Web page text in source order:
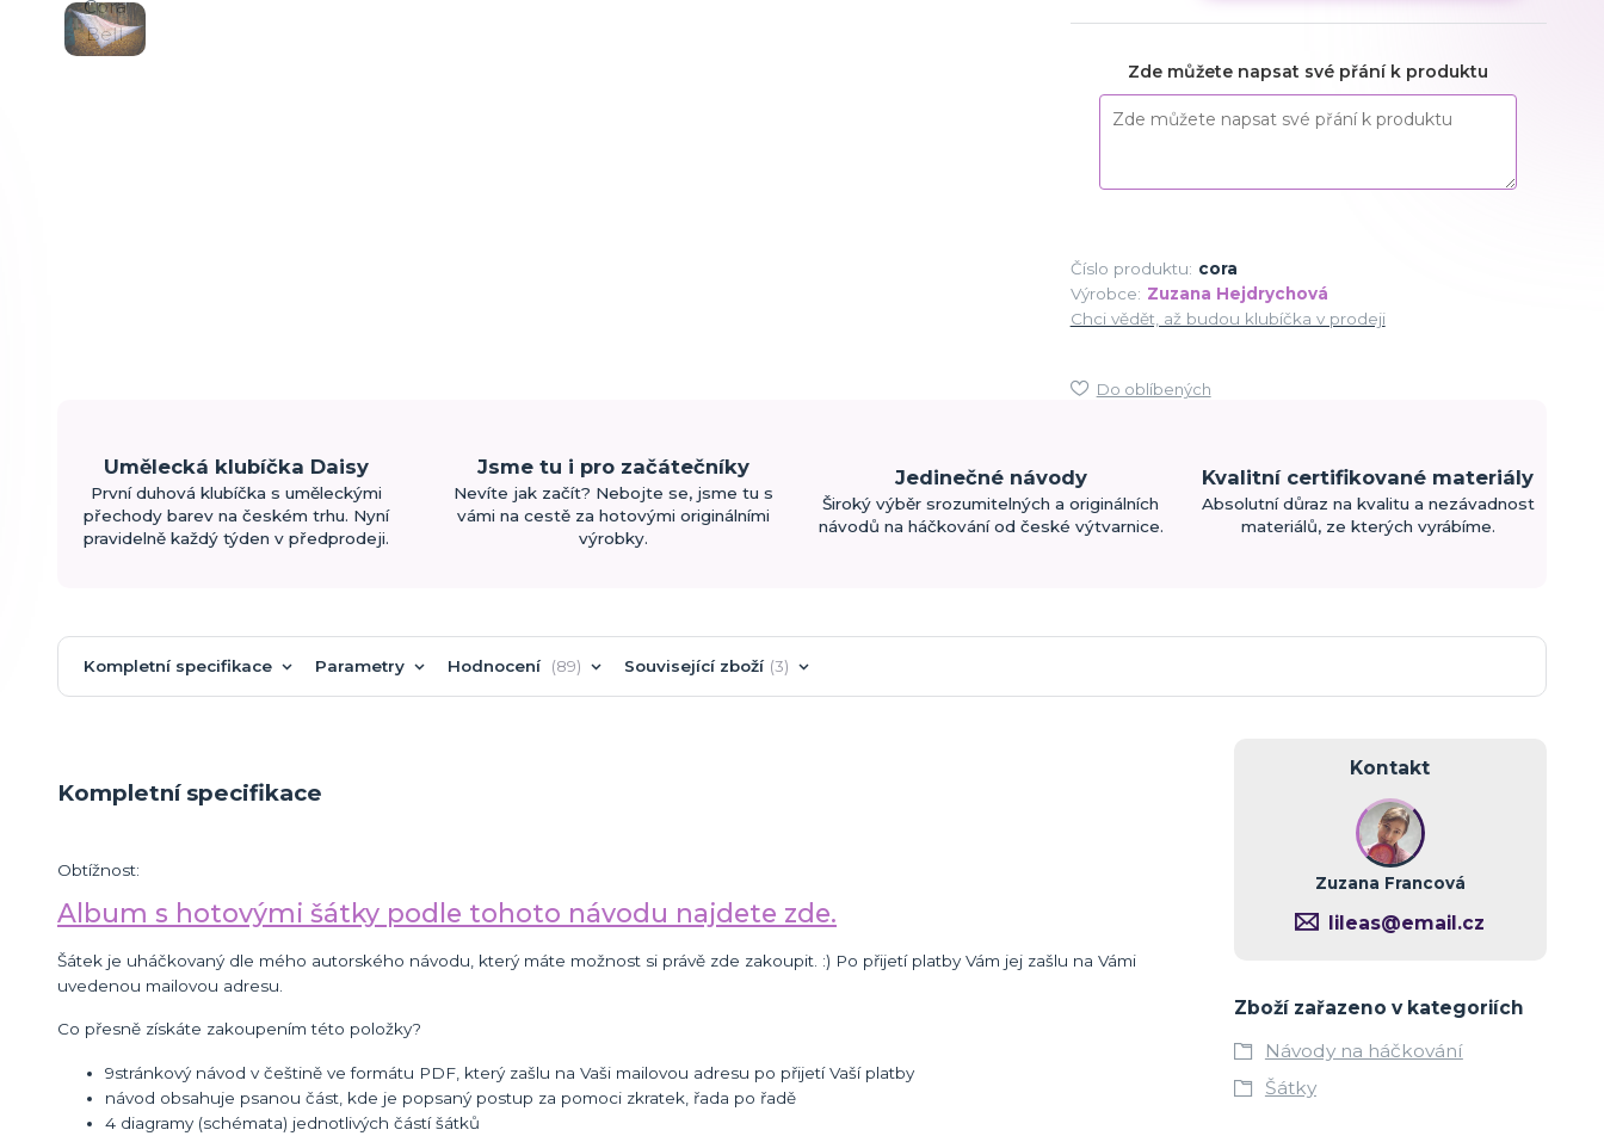
Zde můžete napsat své přání k produktu
Číslo produktu: cora
Výrobce: Zuzana Hejdrychová
Chci vědět, až budou klubíčka v prodeji
Do oblíbených
Umělecká klubíčka Daisy
První duhová klubíčka s uměleckými
přechody barev na českém trhu. Nyní
pravidelně každý týden v předprodeji.
Jsme tu i pro začátečníky
Nevíte jak začít? Nebojte se, jsme tu s
vámi na cestě za hotovými originálními
výrobky.
Jedinečné návody
Široký výběr srozumitelných a originálních
návodů na háčkování od české výtvarnice.
Kvalitní certifikované materiály
Absolutní důraz na kvalitu a nezávadnost
materiálů, ze kterých vyrábíme.
Kompletní specifikace Parametry Hodnocení 89 Související zboží 3
Kompletní specifikace
Obtížnost:
Album s hotovými šátky podle tohoto návodu najdete zde.
Šátek je uháčkovaný dle mého autorského návodu, který máte možnost si právě zde zakoupit. :) Po přijetí platby Vám jej zašlu na Vámi
uvedenou mailovou adresu.
Co přesně získáte zakoupením této položky?
9stránkový návod v češtině ve formátu PDF, který zašlu na Vaši mailovou adresu po přijetí Vaší platby
návod obsahuje psanou část, kde je popsaný postup za pomoci zkratek, řada po řadě
4 diagramy (schémata) jednotlivých částí šátků
Kontakt
Zuzana Francová
lileas@email.cz
Zboží zařazeno v kategoriích
Návody na háčkování
Šátky